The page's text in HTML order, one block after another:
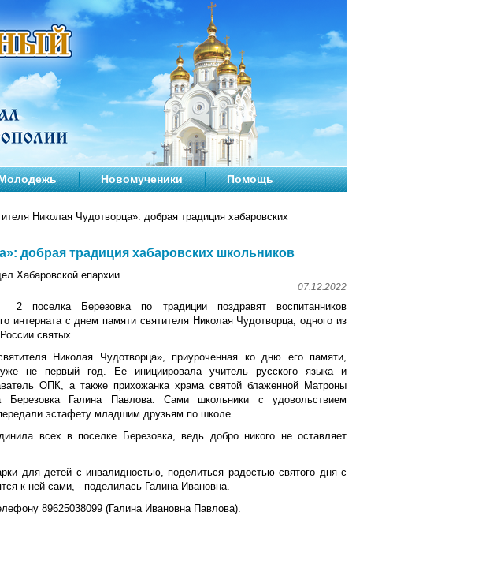
Новомученики Помощь
Николая Чудотворца»: добрая традиция хабаровских
добрая традиция хабаровских школьников
Хабаровской епархии
07.12.2022
поселка Березовка по традиции поздравят воспитанников
интерната с днем памяти святителя Николая Чудотворца, одного из
святых.
Николая Чудотворца», приуроченная ко дню его памяти,
не первый год. Ее инициировала учитель русского языка и
ОПК, а также прихожанка храма святой блаженной Матроны
Березовка Галина Павлова. Сами школьники с удовольствием
эстафету младшим друзьям по школе.
всех в поселке Березовка, ведь добро никого не оставляет
для детей с инвалидностью, поделиться радостью святого дня с
к ней сами, - поделилась Галина Ивановна.
89625038099 (Галина Ивановна Павлова).